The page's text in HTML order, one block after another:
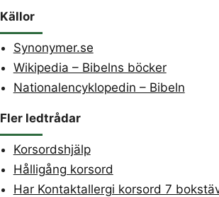
Källor
Synonymer.se
Wikipedia – Bibelns böcker
Nationalencyklopedin – Bibeln
Fler ledtrådar
Korsordshjälp
Hålligång korsord
Har Kontaktallergi korsord 7